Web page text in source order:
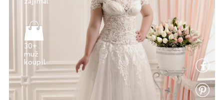
30+
muž
koupil